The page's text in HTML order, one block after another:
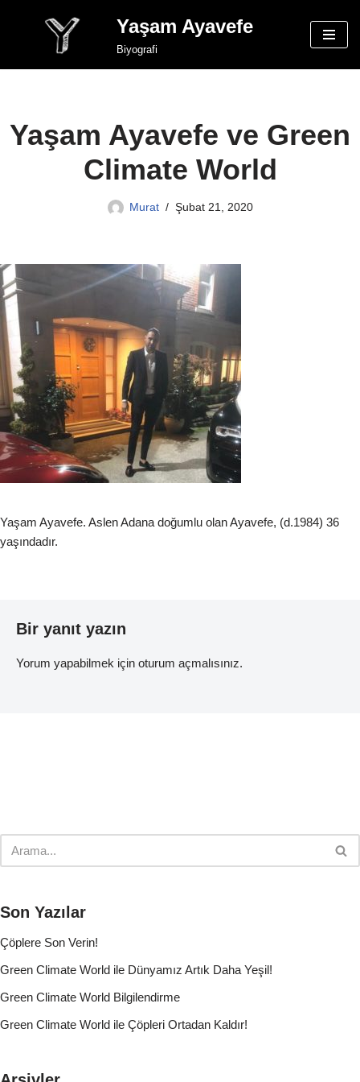
Yaşam Ayavefe
Biyografi
Yaşam Ayavefe ve Green
Climate World
Murat Şubat 21, 2020
Yaşam Ayavefe. Aslen Adana doğumlu olan Ayavefe, (d.1984) 36
yaşındadır.
Bir yanıt yazın
Yorum yapabilmek için oturum açmalısınız.
Son Yazılar
Çöplere Son Verin!
Green Climate World ile Dünyamız Artık Daha Yeşil!
Green Climate World Bilgilendirme
Green Climate World ile Çöpleri Ortadan Kaldır!